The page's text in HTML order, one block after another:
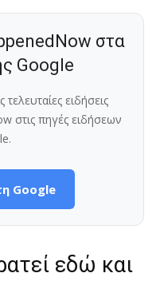
στα
Google
ειδήσεις
στις πηγές ειδήσεων
Google
εδώ και